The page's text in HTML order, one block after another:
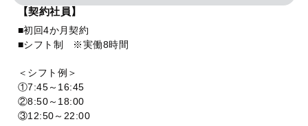
【契約社員】
■初回4か月契約
■シフト制 ※実働8時間
＜シフト例＞
①7:45～16:45
②8:50～18:00
③12:50～22:00